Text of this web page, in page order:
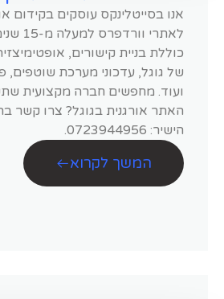
לאתרי
כוללת בניית קישורים,
של גוגל, עדכוני מערכת
ועוד. מחפשים חברה מקצועית
האתר אורגנית בגוגל? צרו קשר
הישיר: 0723944956.
המשך לקרוא